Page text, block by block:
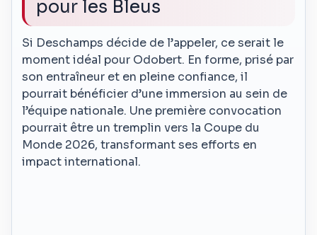
pour les Bleus
Si Deschamps décide de l’appeler, ce serait le
moment idéal pour Odobert. En forme, prisé par
son entraîneur et en pleine confiance, il
pourrait bénéficier d’une immersion au sein de
l’équipe nationale. Une première convocation
pourrait être un tremplin vers la Coupe du
Monde 2026, transformant ses efforts en
impact international.